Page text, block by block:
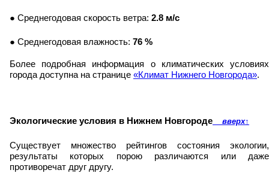
● Среднегодовая скорость ветра: 2.8 м/с
● Среднегодовая влажность: 76 %
Более подробная информация о климатических условиях
города доступна на странице «Климат Нижнего Новгорода».
Экологические условия в Нижнем Новгороде вверх↑
Существует множество рейтингов состояния экологии,
результаты которых порою различаются или даже
противоречат друг другу.